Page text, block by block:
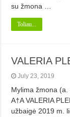
su žmona …
Toliau...
VALERIA
July 23, 2019
Mylima žmona
A†A VALERIA
užbaigė 2019 m.